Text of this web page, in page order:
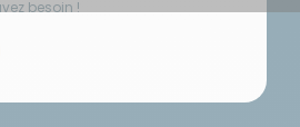
besoin !